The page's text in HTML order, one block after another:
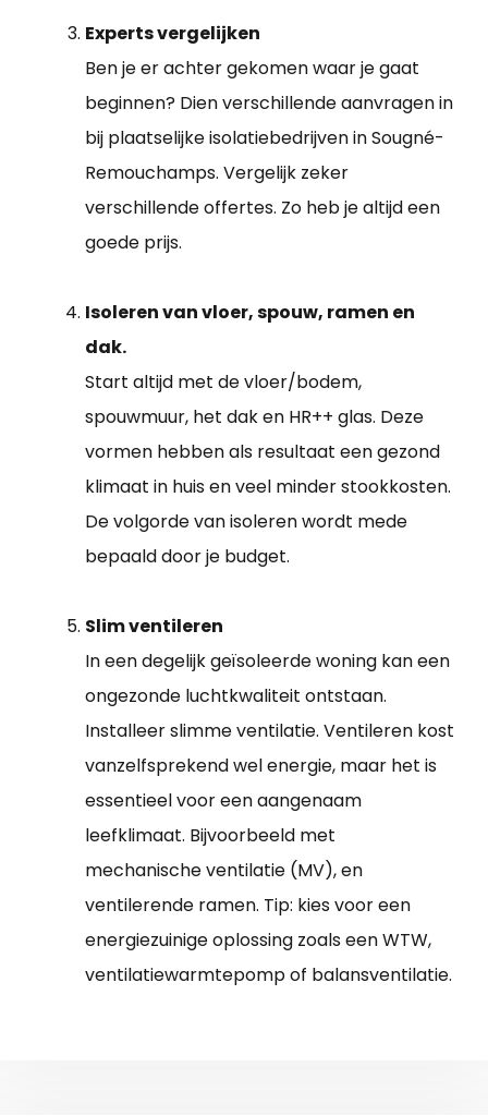
Experts vergelijken
Ben je er achter gekomen waar je gaat
beginnen? Dien verschillende aanvragen in
bij plaatselijke isolatiebedrijven in Sougné-
Remouchamps. Vergelijk zeker
verschillende offertes. Zo heb je altijd een
goede prijs.
Isoleren van vloer, spouw, ramen en
dak.
Start altijd met de vloer/bodem,
spouwmuur, het dak en HR++ glas. Deze
vormen hebben als resultaat een gezond
klimaat in huis en veel minder stookkosten.
De volgorde van isoleren wordt mede
bepaald door je budget.
Slim ventileren
In een degelijk geïsoleerde woning kan een
ongezonde luchtkwaliteit ontstaan.
Installeer slimme ventilatie. Ventileren kost
vanzelfsprekend wel energie, maar het is
essentieel voor een aangenaam
leefklimaat. Bijvoorbeeld met
mechanische ventilatie (MV), en
ventilerende ramen. Tip: kies voor een
energiezuinige oplossing zoals een WTW,
ventilatiewarmtepomp of balansventilatie.